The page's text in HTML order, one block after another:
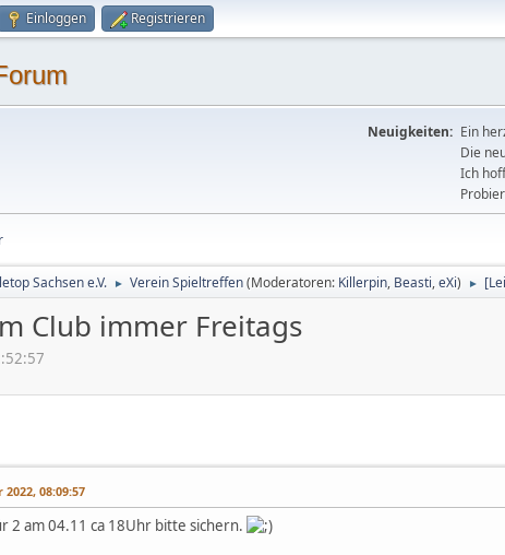
Einloggen Registrieren
Neuigkeiten: Ein
Die
Ich
Sachsen e.V. ► Verein Spieltreffen(Moderatoren: Killerpin, Beasti,eXi) ►
Club immer Freitags
08:09:57
2 am 04.11 ca 18Uhr bitte sichern.